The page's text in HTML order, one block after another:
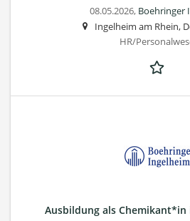
08.05.2026, Boehringer
Ingelheim am Rhein,
HR/
Ausbildung als Chemikant*in